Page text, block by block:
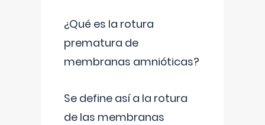
¿Qué es la rotura
prematura de
membranas amnióticas?
Se define así a la rotura
de las membranas